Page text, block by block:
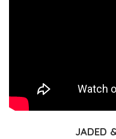
JADED